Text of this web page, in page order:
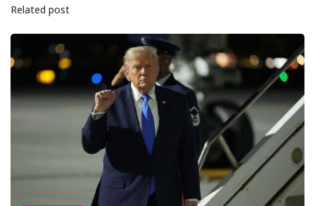
Related post